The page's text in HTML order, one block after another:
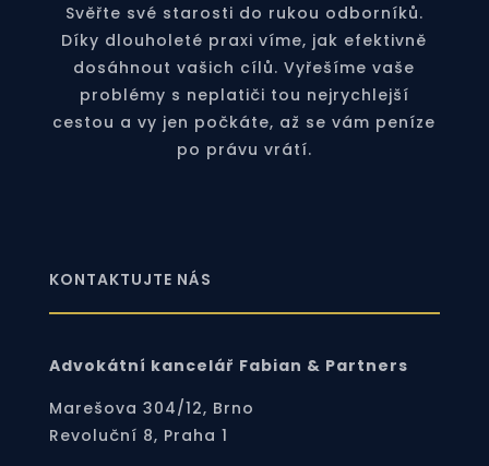
Svěřte své starosti do rukou odborníků.
Díky dlouholeté praxi víme, jak efektivně
dosáhnout vašich cílů. Vyřešíme vaše
problémy s neplatiči tou nejrychlejší
cestou a vy jen počkáte, až se vám peníze
po právu vrátí.
KONTAKTUJTE NÁS
Advokátní kancelář Fabian & Partners
Marešova 304/12, Brno
Revoluční 8, Praha 1